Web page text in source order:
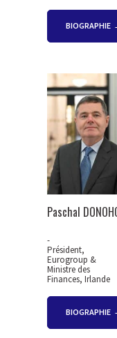
BIOGRAPHIE
Paschal
-
Président,
Eurogroup &
Ministre des
Finances, Irlande
BIOGRAPHIE